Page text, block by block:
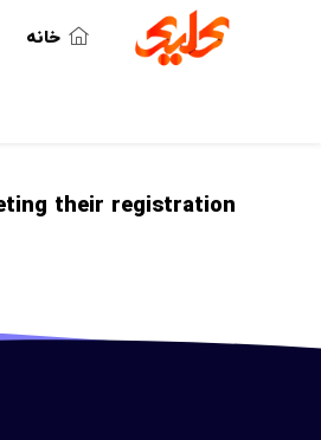
خانه
their registration.